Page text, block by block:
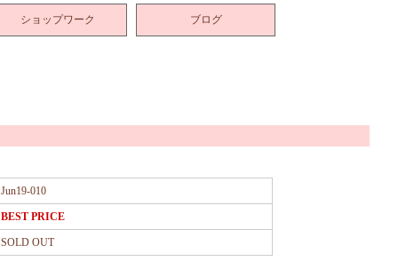
ショップワーク ブログ
Jun19-010
BEST PRICE
SOLD OUT